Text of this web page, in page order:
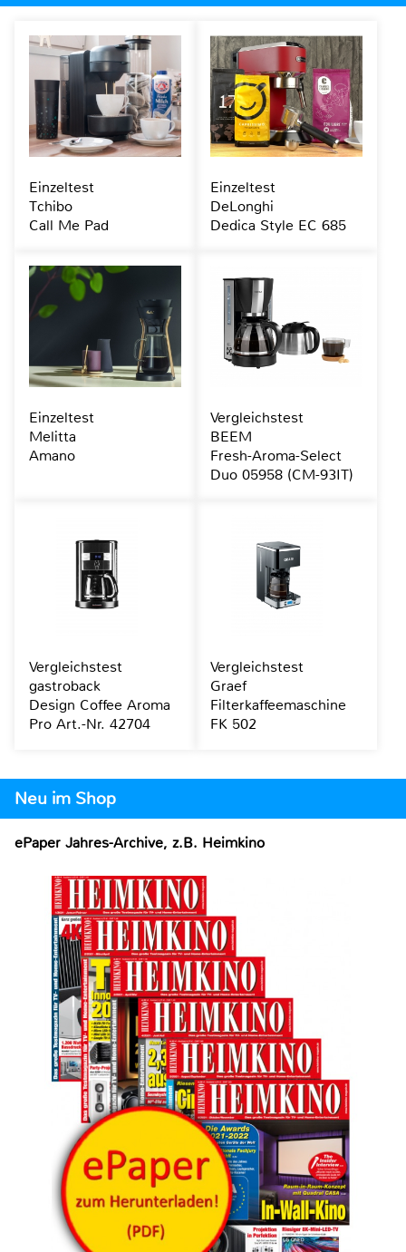
Neu im Shop
ePaper Jahres-Archive, z.B. Heimkino
Einzeltest
Tchibo
Call Me Pad
Einzeltest
DeLonghi
Dedica Style EC 685
Einzeltest
Melitta
Amano
Vergleichstest
BEEM
Fresh-Aroma-Select
Duo 05958 (CM-93IT)
Vergleichstest
gastroback
Design Coffee Aroma
Pro Art.-Nr. 42704
Vergleichstest
Graef
Filterkaffeemaschine
FK 502